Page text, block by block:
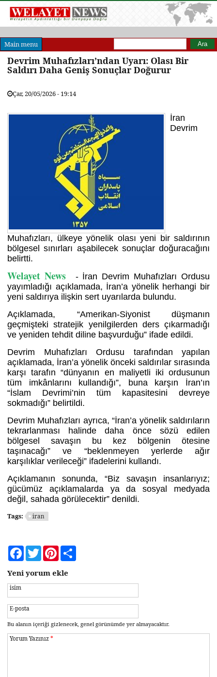
Main menu Arama formu
Ara
Devrim Muhafızları’ndan Uyarı: Olası Bir
Saldırı Daha Geniş Sonuçlar Doğurur
Çar, 20/05/2026 - 19:14
İran
Devrim
Muhafızları, ülkeye yönelik olası yeni bir saldırının
bölgesel sınırları aşabilecek sonuçlar doğuracağını
belirtti.
Welayet News
- İran Devrim Muhafızları Ordusu
yayımladığı açıklamada, İran’a yönelik herhangi bir
yeni saldırıya ilişkin sert uyarılarda bulundu.
Açıklamada, “Amerikan-Siyonist düşmanın
geçmişteki stratejik yenilgilerden ders çıkarmadığı
ve yeniden tehdit diline başvurduğu” ifade edildi.
Devrim Muhafızları Ordusu tarafından yapılan
açıklamada, İran’a yönelik önceki saldırılar sırasında
karşı tarafın “dünyanın en maliyetli iki ordusunun
tüm imkânlarını kullandığı”, buna karşın İran’ın
“İslam Devrimi’nin tüm kapasitesini devreye
sokmadığı” belirtildi.
Devrim Muhafızları ayrıca, “İran’a yönelik saldırıların
tekrarlanması halinde daha önce sözü edilen
bölgesel savaşın bu kez bölgenin ötesine
taşınacağı” ve “beklenmeyen yerlerde ağır
karşılıklar verileceği” ifadelerini kullandı.
Açıklamanın sonunda, “Biz savaşın insanlarıyız;
gücümüz açıklamalarda ya da sosyal medyada
değil, sahada görülecektir” denildi.
Tags: iran
FacebookTwitterPinterest
Yeni yorum ekle
isim
E-posta
Bu alanın içeriği gizlenecek, genel görünümde yer almayacaktır.
Yorum Yazınız*